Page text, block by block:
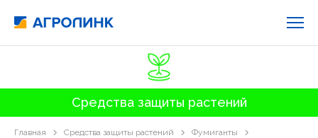
Средства защиты растений
Главная Средства защиты растений
Фумиганты